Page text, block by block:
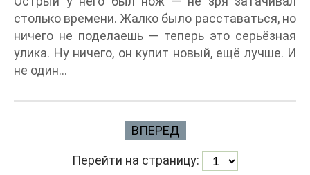
столько времени. Жалко было расставаться, но
ничего не поделаешь — теперь это серьёзная
улика. Ну ничего, он купит новый, ещё лучше. И
не один...
ВПЕРЕД
Перейти на страницу: